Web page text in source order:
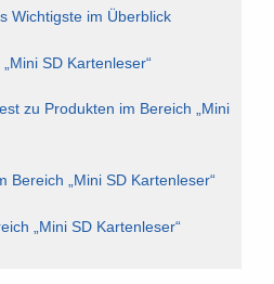
Wichtigste im Überblick
SD Kartenleser“
zu Produkten im Bereich „Mini
Bereich „Mini SD Kartenleser“
„Mini SD Kartenleser“